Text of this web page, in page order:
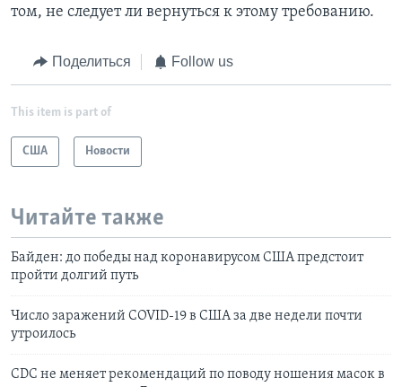
том, не следует ли вернуться к этому требованию.
Поделиться Follow us
This item is part of
США Новости
Читайте также
Байден: до победы над коронавирусом США предстоит
пройти долгий путь
Число заражений COVID-19 в США за две недели почти
утроилось
CDC не меняет рекомендаций по поводу ношения масок в